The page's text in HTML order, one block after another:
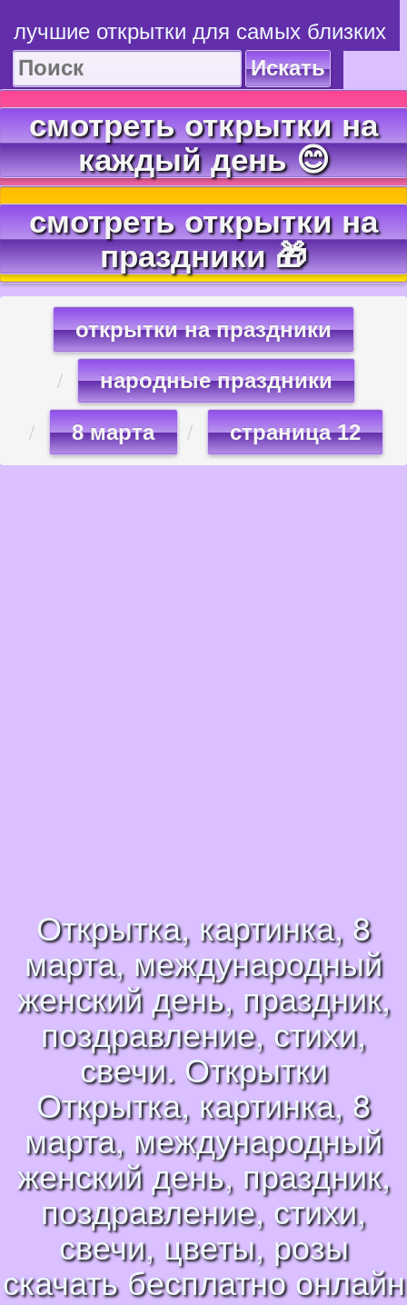
лучшие открытки для самых близких
Искать
смотреть открытки на
каждый день 😊
смотреть открытки на
праздники 🎁
открытки на праздники
народные праздники
8 марта страница 12
Открытка, картинка, 8
марта, международный
женский день, праздник,
поздравление, стихи,
свечи. Открытки
Открытка, картинка, 8
марта, международный
женский день, праздник,
поздравление, стихи,
свечи, цветы, розы
скачать бесплатно онлайн